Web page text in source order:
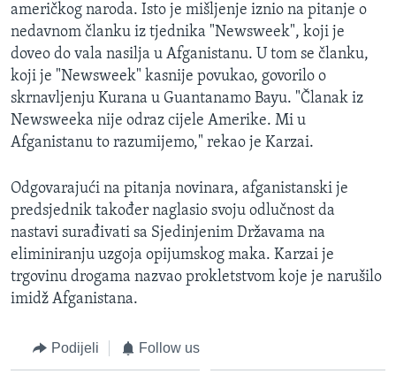
američkog naroda. Isto je mišljenje iznio na pitanje o
nedavnom članku iz tjednika "Newsweek", koji je
doveo do vala nasilja u Afganistanu. U tom se članku,
koji je "Newsweek" kasnije povukao, govorilo o
skrnavljenju Kurana u Guantanamo Bayu. "Članak iz
Newsweeka nije odraz cijele Amerike. Mi u
Afganistanu to razumijemo," rekao je Karzai.
Odgovarajući na pitanja novinara, afganistanski je
predsjednik također naglasio svoju odlučnost da
nastavi surađivati sa Sjedinjenim Državama na
eliminiranju uzgoja opijumskog maka. Karzai je
trgovinu drogama nazvao prokletstvom koje je narušilo
imidž Afganistana.
Podijeli Follow us